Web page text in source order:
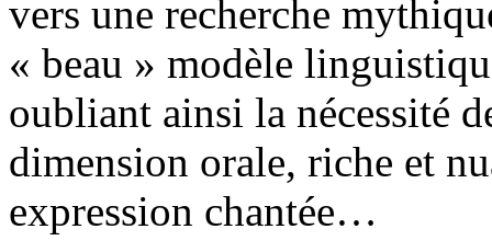
vers une recherche
« beau » modèle
oubliant ainsi la nécessité
dimension orale, riche et
expression chantée…